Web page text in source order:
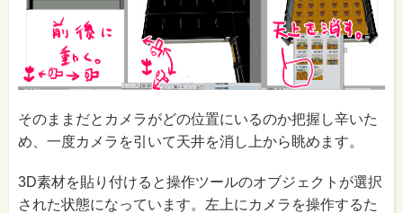
そのままだとカメラがどの位置にいるのか把握し辛いた
め、一度カメラを引いて天井を消し上から眺めます。
3D素材を貼り付けると操作ツールのオブジェクトが選択
された状態になっています。左上にカメラを操作するた